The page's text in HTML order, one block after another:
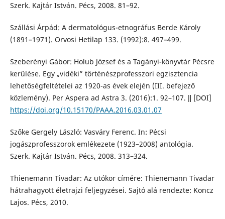
Szerk. Kajtár István. Pécs, 2008. 81–92.
Szállási Árpád: A dermatológus-etnográfus Berde Károly
(1891–1971). Orvosi Hetilap 133. (1992):8. 497–499.
Szeberényi Gábor: Holub József és a Tagányi-könyvtár Pécsre
kerülése. Egy „vidéki” történészprofesszori egzisztencia
lehetőségfeltételei az 1920-as évek elején (III. befejező
közlemény). Per Aspera ad Astra 3. (2016):1. 92–107. ǁ [DOI]
https://doi.org/10.15170/PAAA.2016.03.01.07
Szőke Gergely László: Vasváry Ferenc. In: Pécsi
jogászprofesszorok emlékezete (1923–2008) antológia.
Szerk. Kajtár István. Pécs, 2008. 313–324.
Thienemann Tivadar: Az utókor címére: Thienemann Tivadar
hátrahagyott életrajzi feljegyzései. Sajtó alá rendezte: Koncz
Lajos. Pécs, 2010.